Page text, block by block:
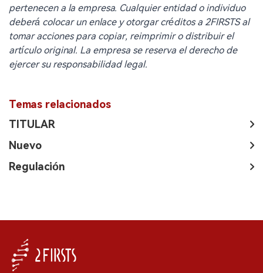
pertenecen a la empresa. Cualquier entidad o individuo
deberá colocar un enlace y otorgar créditos a 2FIRSTS al
tomar acciones para copiar, reimprimir o distribuir el
artículo original. La empresa se reserva el derecho de
ejercer su responsabilidad legal.
Temas relacionados
TITULAR
Nuevo
Regulación